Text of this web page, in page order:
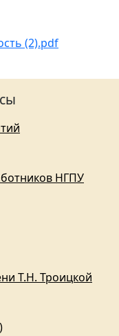
(2).pdf
НГПУ
Т.Н. Троицкой